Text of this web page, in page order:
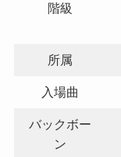
階級
所属
入場曲
バックボー
ン